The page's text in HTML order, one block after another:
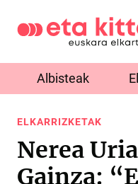
Albisteak
ELKARRIZKETAK
Nerea
Gainza: